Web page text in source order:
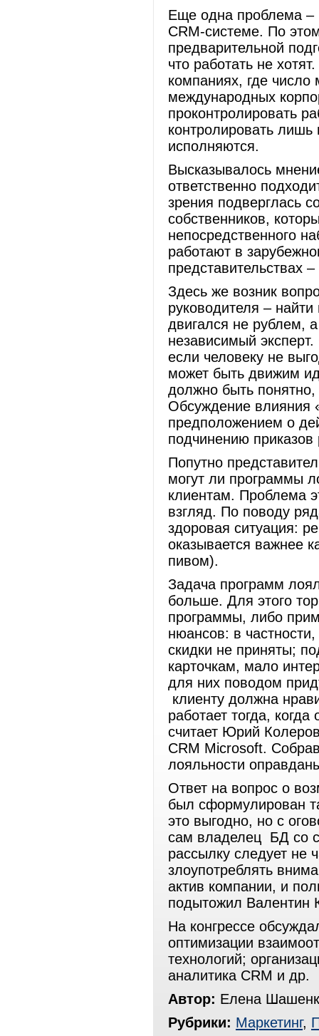
Еще одна проблема –
CRM-системе. По
предварительной
что работать не
компаниях, где
международных
проконтролировать
контролировать
исполняются.
Высказывалось
ответственно
зрения подверглась
собственников,
непосредственного
работают в
представительствах
Здесь же возник
руководителя –
двигался не рублем,
независимый
если человеку не
может быть движим
должно быть
Обсуждение влияния
предположением о
подчинению приказов
Попутно
могут ли программы
клиентам. Проблема
взгляд. По поводу
здоровая ситуация:
оказывается важнее
пивом).
Задача программ
больше. Для этого
программы, либо
нюансов: в
скидки не приняты;
карточкам, мало
для них поводом
клиенту должна
работает тогда,
считает Юрий
CRM Microsoft.
лояльности
Ответ на вопрос о
был сформулирован
это выгодно, но с
сам владелец БД со
рассылку следует не
злоупотреблять
актив компании, и
подытожил Валентин
На конгрессе
оптимизации
технологий;
аналитика CRM и др.
Автор: Елена
Рубрики: Маркетинг,